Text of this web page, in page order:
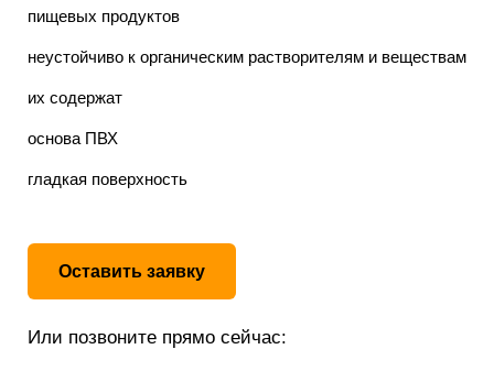
пищевых продуктов
неустойчиво к органическим растворителям и веществам
их содержат
основа ПВХ
гладкая поверхность
Оставить заявку
Или позвоните прямо сейчас: